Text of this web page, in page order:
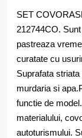
SET
212744CO.
pastreaza
curatate cu
Suprafata
murdaria si
functie de
materialului,
autoturismului.